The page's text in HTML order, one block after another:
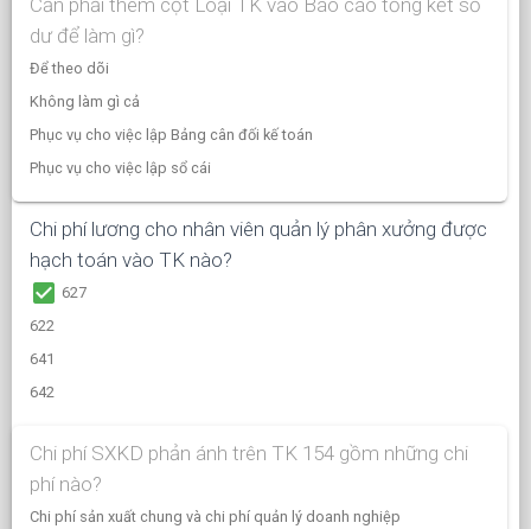
dư để làm gì?
Để theo dõi
Không làm gì cả
Phục vụ cho việc lập Bảng cân đối kế toán
Phục vụ cho việc lập sổ cái
Chi phí lương cho nhân viên quản lý phân xưởng được
hạch toán vào TK nào?
check_box 627
622
641
642
Chi phí SXKD phản ánh trên TK 154 gồm những chi
phí nào?
Chi phí sản xuất chung và chi phí quản lý doanh nghiệp